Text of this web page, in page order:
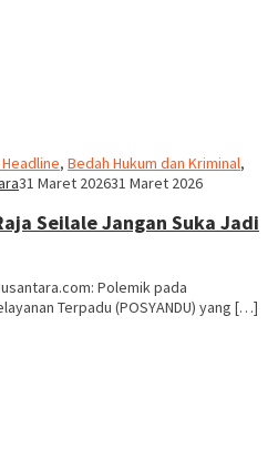
, Bedah Hukum dan Kriminal,
31 Maret 202631 Maret 2026
Seilale Jangan Suka Jadi
Polemik pada
Terpadu (POSYANDU) yang […]